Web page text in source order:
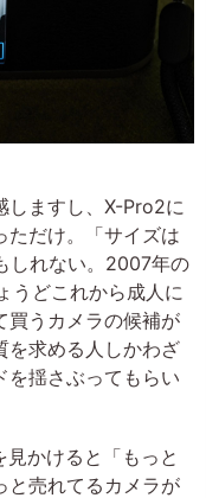
しますし、X-Pro2に
ただけ。「サイズは
しれない。2007年の
うどこれから成人に
買うカメラの候補が
を求める人しかわざ
を揺さぶってもらい
かけると「もっと
と売れてるカメラが